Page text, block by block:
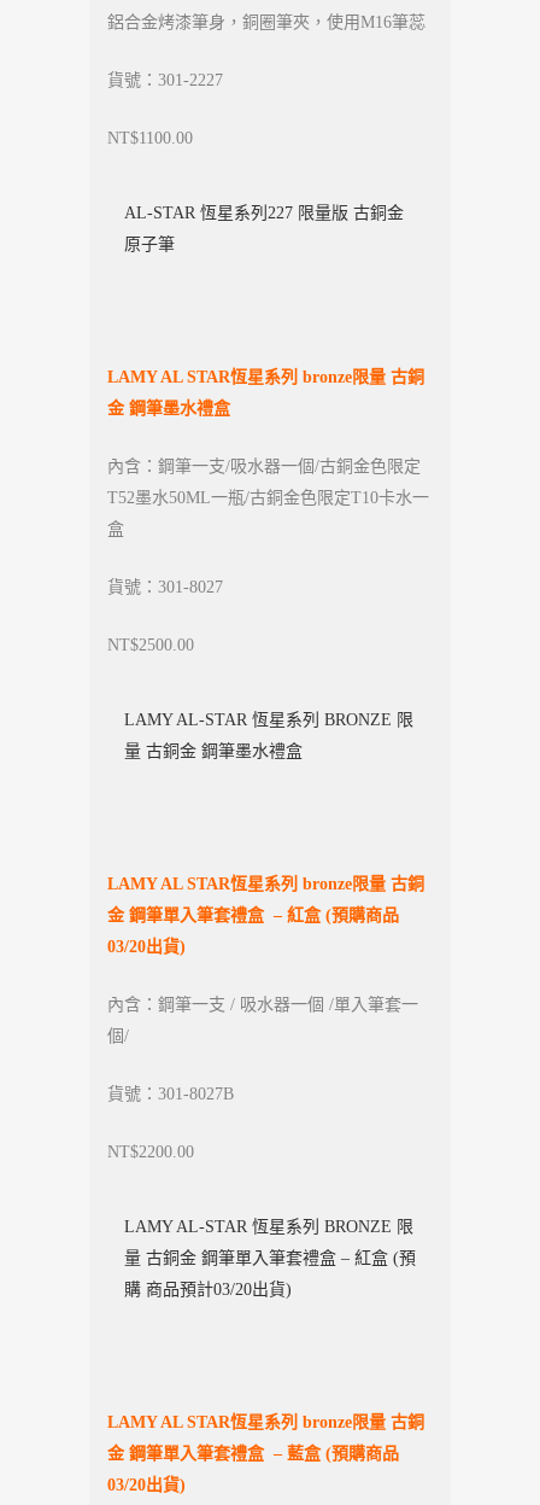
鋁合金烤漆筆身，銅圈筆夾，使用M16筆蕊
貨號：301-2227
NT$1100.00
AL-STAR 恆星系列227 限量版 古銅金
原子筆
LAMY AL STAR恆星系列 bronze限量 古銅
金 鋼筆墨水禮盒
內含：鋼筆一支/吸水器一個/古銅金色限定
T52墨水50ML一瓶/古銅金色限定T10卡水一
盒
貨號：301-8027
NT$2500.00
LAMY AL-STAR 恆星系列 BRONZE 限
量 古銅金 鋼筆墨水禮盒
LAMY AL STAR恆星系列 bronze限量 古銅
金 鋼筆單入筆套禮盒 – 紅盒 (預購商品
03/20出貨)
內含：鋼筆一支 / 吸水器一個 /單入筆套一
個/
貨號：301-8027B
NT$2200.00
LAMY AL-STAR 恆星系列 BRONZE 限
量 古銅金 鋼筆單入筆套禮盒 – 紅盒 (預
購 商品預計03/20出貨)
LAMY AL STAR恆星系列 bronze限量 古銅
金 鋼筆單入筆套禮盒 – 藍盒 (預購商品
03/20出貨)